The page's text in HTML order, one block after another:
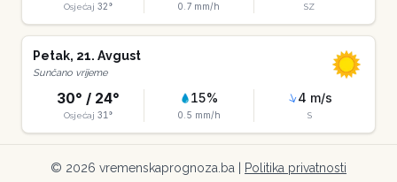
Osjećaj 32° 0.7 mm/h SZ
Petak, 21. Avgust
Sunčano vrijeme
30° / 24°
Osjećaj 31 °
15%
0.5 mm/h
4 m/s
S
© 2026 vremenskaprognoza.ba | Politika privatnosti